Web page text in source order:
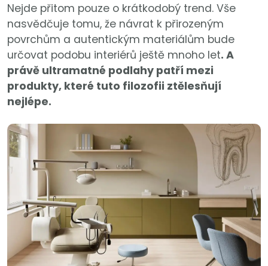
Nejde přitom pouze o krátkodobý trend. Vše
nasvědčuje tomu, že návrat k přirozeným
povrchům a autentickým materiálům bude
určovat podobu interiérů ještě mnoho let. A
právě ultramatné podlahy patří mezi
produkty, které tuto filozofii ztělesňují
nejlépe.